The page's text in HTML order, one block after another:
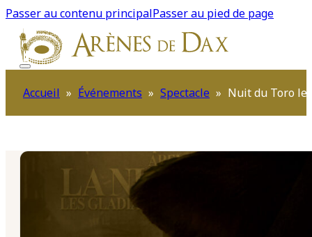
Passer au contenu principalPasser au pied de page
Accueil » Événements » Spectacle » Nuit du Toro